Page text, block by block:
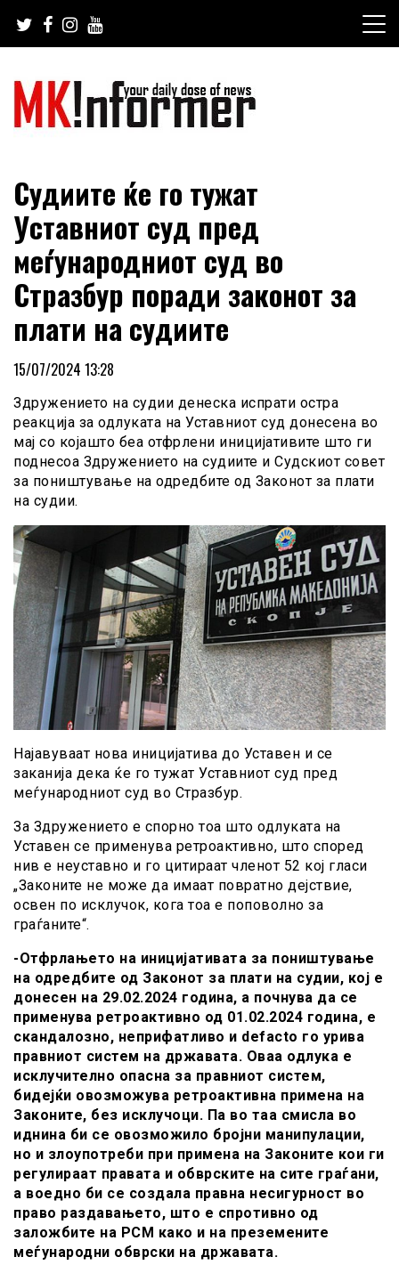
content
MKinformer
Судиите ќе го тужат
Уставниот суд пред
меѓународниот суд во
Стразбур поради законот за
плати на судиите
15/07/2024 13:28
Здружението на судии денеска испрати остра
реакција за одлуката на Уставниот суд донесена во
мај со којашто беа отфрлени иницијативите што ги
поднесоа Здружението на судиите и Судскиот совет
за поништување на одредбите од Законот за плати
на судии.
Најавуваат нова иницијатива до Уставен и се
заканија дека ќе го тужат Уставниот суд пред
меѓународниот суд во Стразбур.
За Здружението е спорно тоа што одлуката на
Уставен се применува ретроактивно, што според
нив е неуставно и го цитираат членот 52 кој гласи
„Законите не може да имаат повратно дејствие,
освен по исклучок, кога тоа е поповолно за
граѓаните“.
-Отфрлањето на иницијативата за поништување
на одредбите од Законот за плати на судии, кој е
донесен на 29.02.2024 година, а почнува да се
применува ретроактивно од 01.02.2024 година, е
скандалозно, неприфатливо и defacto го урива
правниот систем на државата. Оваа одлука е
исклучително опасна за правниот систем,
бидејќи овозможува ретроактивна примена на
Законите, без исклучоци. Па во таа смисла во
иднина би се овозможило бројни манипулации,
но и злоупотреби при примена на Законите кои ги
регулираат правата и обврските на сите граѓани,
а воедно би се создала правна несигурност во
право раздавањето, што е спротивно од
заложбите на РСМ како и на преземените
меѓународни обврски на државата.